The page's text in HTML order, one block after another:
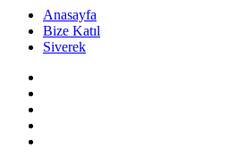
islami
sohbetler
kurumsal
bizim
mekan
çemberleme
makinası
islami
sohbetler
dini
chat
Anasayfa
Bize Katıl
Siverek